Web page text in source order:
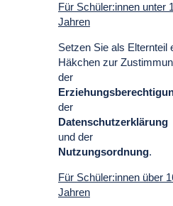
Für Schüler:innen unter
Jahren
Setzen Sie als Elternteil
Häkchen zur
der
der
Datenschutzerklärung
und der
Nutzungsordnung.
Für Schüler:innen über
Jahren